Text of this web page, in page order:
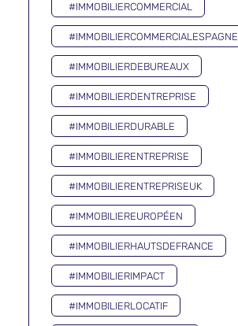
#IMMOBILIERCOMMERCIAL
#IMMOBILIERCOMMERCIALESPAGNE
#IMMOBILIERDEBUREAUX
#IMMOBILIERDENTREPRISE
#IMMOBILIERDURABLE
#IMMOBILIERENTREPRISE
#IMMOBILIERENTREPRISEUK
#IMMOBILIEREUROPÉEN
#IMMOBILIERHAUTSDEFRANCE
#IMMOBILIERIMPACT
#IMMOBILIERLOCATIF